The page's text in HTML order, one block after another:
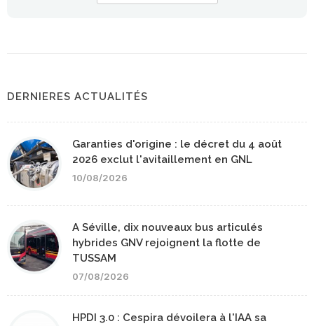
DERNIERES ACTUALITÉS
Garanties d'origine : le décret du 4 août
2026 exclut l'avitaillement en GNL
10/08/2026
A Séville, dix nouveaux bus articulés
hybrides GNV rejoignent la flotte de
TUSSAM
07/08/2026
HPDI 3.0 : Cespira dévoilera à l'IAA sa